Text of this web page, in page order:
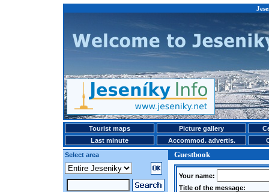
Tourist maps Picture gallery
Last minute
Accommod. advertis.
Select area
Guestbook
Your name:
Title of the message: